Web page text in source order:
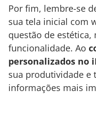
Por fim, lembre-se
sua tela inicial com
questão de
funcionalidade. Ao
personalizados no
sua produtividade e
informações mais